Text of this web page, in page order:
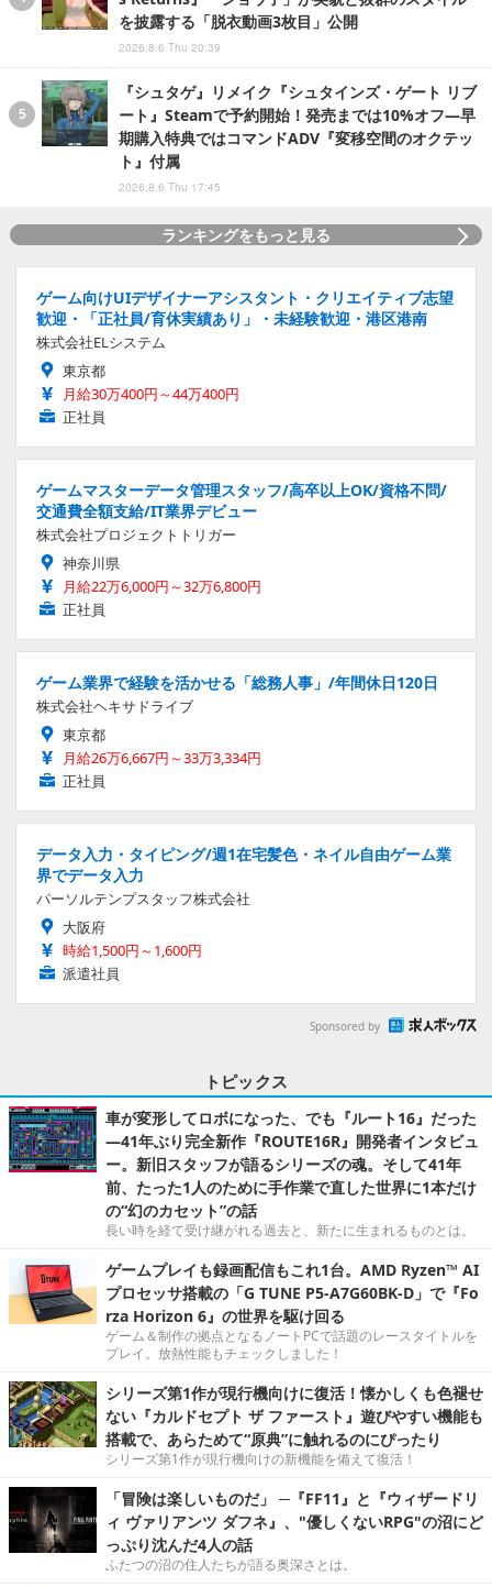
を披露する「脱衣動画3枚目」公開
2026.8.6 Thu 20:39
『シュタゲ』リメイク『シュタインズ・ゲート リブ
ート』Steamで予約開始！発売までは10%オフ―早
期購入特典ではコマンドADV『変移空間のオクテッ
ト』付属
2026.8.6 Thu 17:45
ランキングをもっと見る
ゲーム向けUIデザイナーアシスタント・クリエイティブ志望
歓迎・「正社員/育休実績あり」・未経験歓迎・港区港南
株式会社ELシステム
東京都
月給30万400円～44万400円
正社員
ゲームマスターデータ管理スタッフ/高卒以上OK/資格不問/
交通費全額支給/IT業界デビュー
株式会社プロジェクトトリガー
神奈川県
月給22万6,000円～32万6,800円
正社員
ゲーム業界で経験を活かせる「総務人事」/年間休日120日
株式会社ヘキサドライブ
東京都
月給26万6,667円～33万3,334円
正社員
データ入力・タイピング/週1在宅髪色・ネイル自由ゲーム業
界でデータ入力
パーソルテンプスタッフ株式会社
大阪府
時給1,500円～1,600円
派遣社員
Sponsored by
トピックス
車が変形してロボになった、でも『ルート16』だった
―41年ぶり完全新作『ROUTE16R』開発者インタビュ
ー。新旧スタッフが語るシリーズの魂。そして41年
前、たった1人のために手作業で直した世界に1本だけ
の“幻のカセット”の話
長い時を経て受け継がれる過去と、新たに生まれるものとは。
ゲームプレイも録画配信もこれ1台。AMD Ryzen™ AI
プロセッサ搭載の「G TUNE P5-A7G60BK-D」で『Fo
rza Horizon 6』の世界を駆け回る
ゲーム＆制作の拠点となるノートPCで話題のレースタイトルを
プレイ。放熱性能もチェックしました！
シリーズ第1作が現行機向けに復活！懐かしくも色褪せ
ない『カルドセプト ザ ファースト』遊びやすい機能も
搭載で、あらためて“原典”に触れるのにぴったり
シリーズ第1作が現行機向けの新機能を備えて復活！
「冒険は楽しいものだ」 ─『FF11』と『ウィザードリ
ィ ヴァリアンツ ダフネ』、"優しくないRPG"の沼にど
っぷり沈んだ4人の話
ふたつの沼の住人たちが語る奥深さとは。